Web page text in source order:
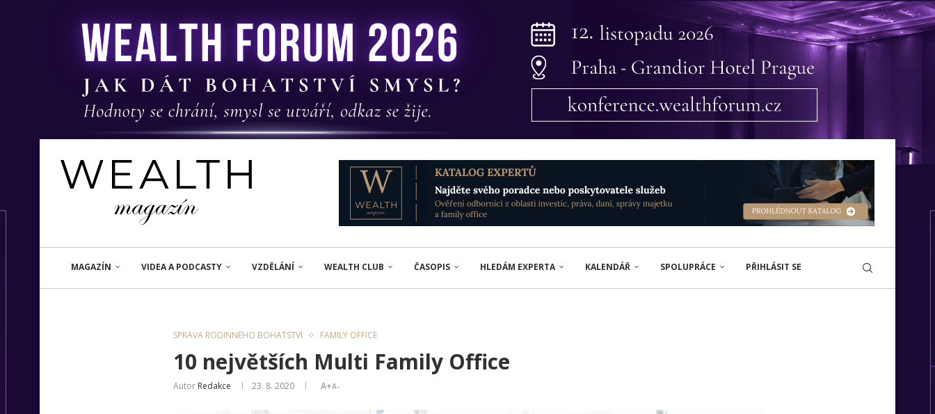
MAGAZÍN VIDEA A PODCASTY VZDĚLÁNÍ WEALTH CLUB ČASOPIS HLEDÁM EXPERTA KALENDÁŘ SPOLUPRÁCE PŘIHLÁSIT SE
SPRÁVA RODINNÉHO BOHATSTVÍ FAMILY OFFICE
10 největších Multi Family Office
Autor Redakce 23. 8. 2020 A+A-